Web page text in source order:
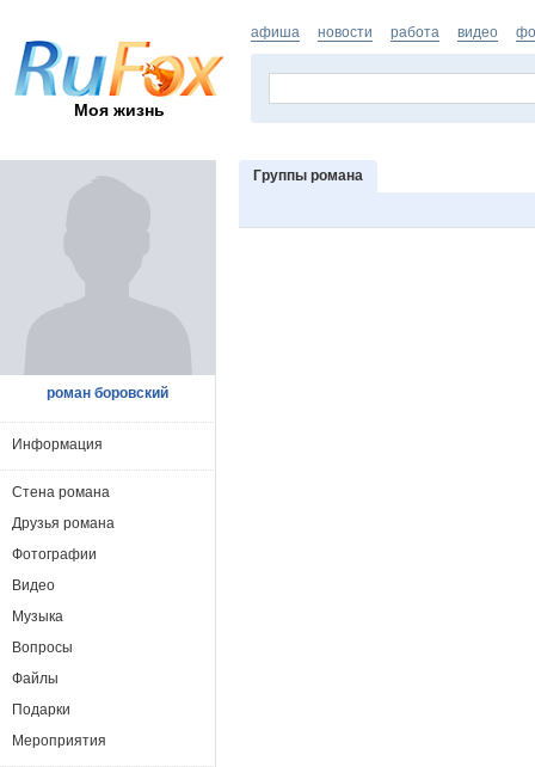
Моя жизнь
афиша новости работа видео
Группы романа
роман боровский
Информация
Стена романа
Друзья романа
Фотографии
Видео
Музыка
Вопросы
Файлы
Подарки
Мероприятия